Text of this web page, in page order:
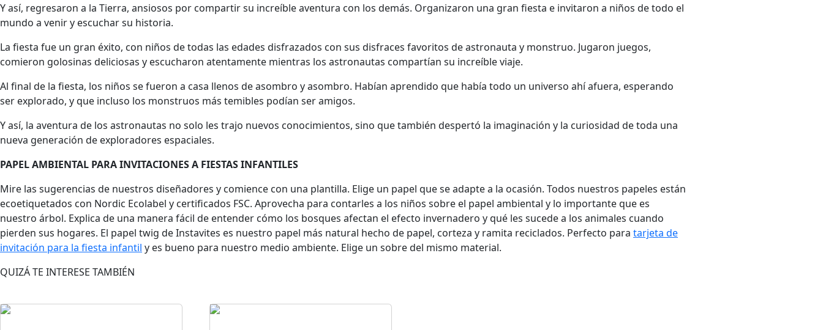
Y así, regresaron a la Tierra, ansiosos por compartir su increíble aventura con los demás. Organizaron una gran fiesta e invitaron a niños de todo el
mundo a venir y escuchar su historia.
La fiesta fue un gran éxito, con niños de todas las edades disfrazados con sus disfraces favoritos de astronauta y monstruo. Jugaron juegos,
comieron golosinas deliciosas y escucharon atentamente mientras los astronautas compartían su increíble viaje.
Al final de la fiesta, los niños se fueron a casa llenos de asombro y asombro. Habían aprendido que había todo un universo ahí afuera, esperando
ser explorado, y que incluso los monstruos más temibles podían ser amigos.
Y así, la aventura de los astronautas no solo les trajo nuevos conocimientos, sino que también despertó la imaginación y la curiosidad de toda una
nueva generación de exploradores espaciales.
PAPEL AMBIENTAL PARA INVITACIONES A FIESTAS INFANTILES
Mire las sugerencias de nuestros diseñadores y comience con una plantilla. Elige un papel que se adapte a la ocasión. Todos nuestros papeles están
ecoetiquetados con Nordic Ecolabel y certificados FSC. Aprovecha para contarles a los niños sobre el papel ambiental y lo importante que es
nuestro árbol. Explica de una manera fácil de entender cómo los bosques afectan el efecto invernadero y qué les sucede a los animales cuando
pierden sus hogares. El papel twig de Instavites es nuestro papel más natural hecho de papel, corteza y ramita reciclados. Perfecto para tarjeta de
invitación para la fiesta infantil y es bueno para nuestro medio ambiente. Elige un sobre del mismo material.
QUIZÁ TE INTERESE TAMBIÉN